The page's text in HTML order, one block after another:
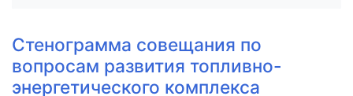
Стенограмма совещания по
вопросам развития топливно-
энергетического комплекса